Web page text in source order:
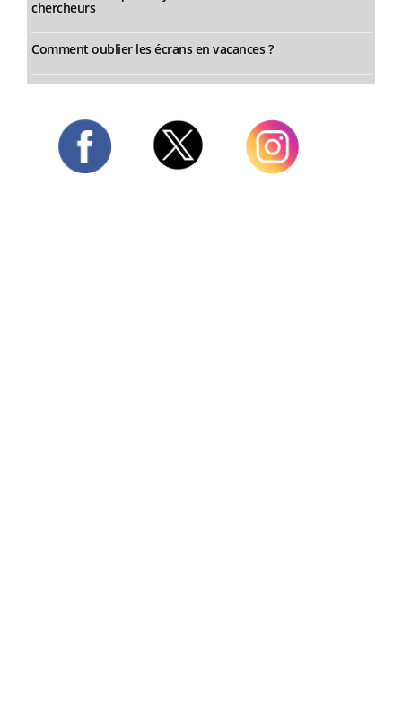
chercheurs
Comment oublier les écrans en vacances ?